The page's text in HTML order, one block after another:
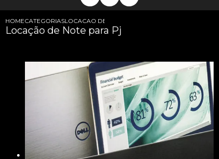
HOMECATEGORIASLOCACAO DE NOTE PARA PJ
Locação de Note para Pj